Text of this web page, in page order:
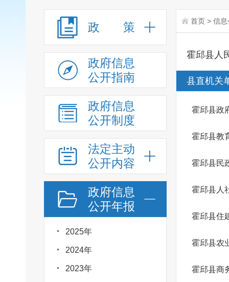
政 策
政府信息
公开指南
政府信息
公开制度
法定主动
公开内容
政府信息
公开年报
2025年
2024年
2023年
首页 > 信息
霍邱县人
县直机关
霍邱县政
霍邱县教
霍邱县民
霍邱县人
霍邱县住
霍邱县商